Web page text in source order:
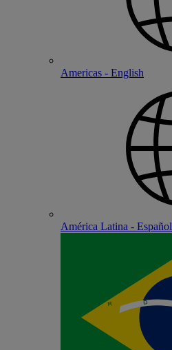
Americas - English
América Latina - Español